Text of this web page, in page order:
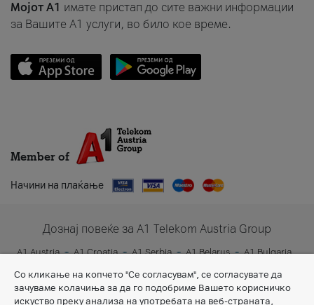
Мојот A1 имате пристап до сите важни информации
за Вашите A1 услуги, во било кое време.
Member of
Начини на плаќање
Дознај повеќе за A1 Telekom Austria Group
A1 Austria A1 Croatia A1 Serbia A1 Belarus
A1 Bulgaria
Со кликање на копчето "Се согласувам", се согласувате да
зачуваме колачиња за да го подобриме Вашето корисничко
искуство преку анализа на употребата на веб-страната,